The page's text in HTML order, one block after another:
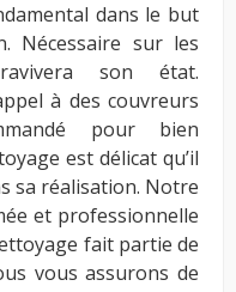
dans le but
Nécessaire sur les
son état.
à des couvreurs
pour bien
est délicat qu’il
sa réalisation. Notre
et professionnelle
fait partie de
vous assurons de